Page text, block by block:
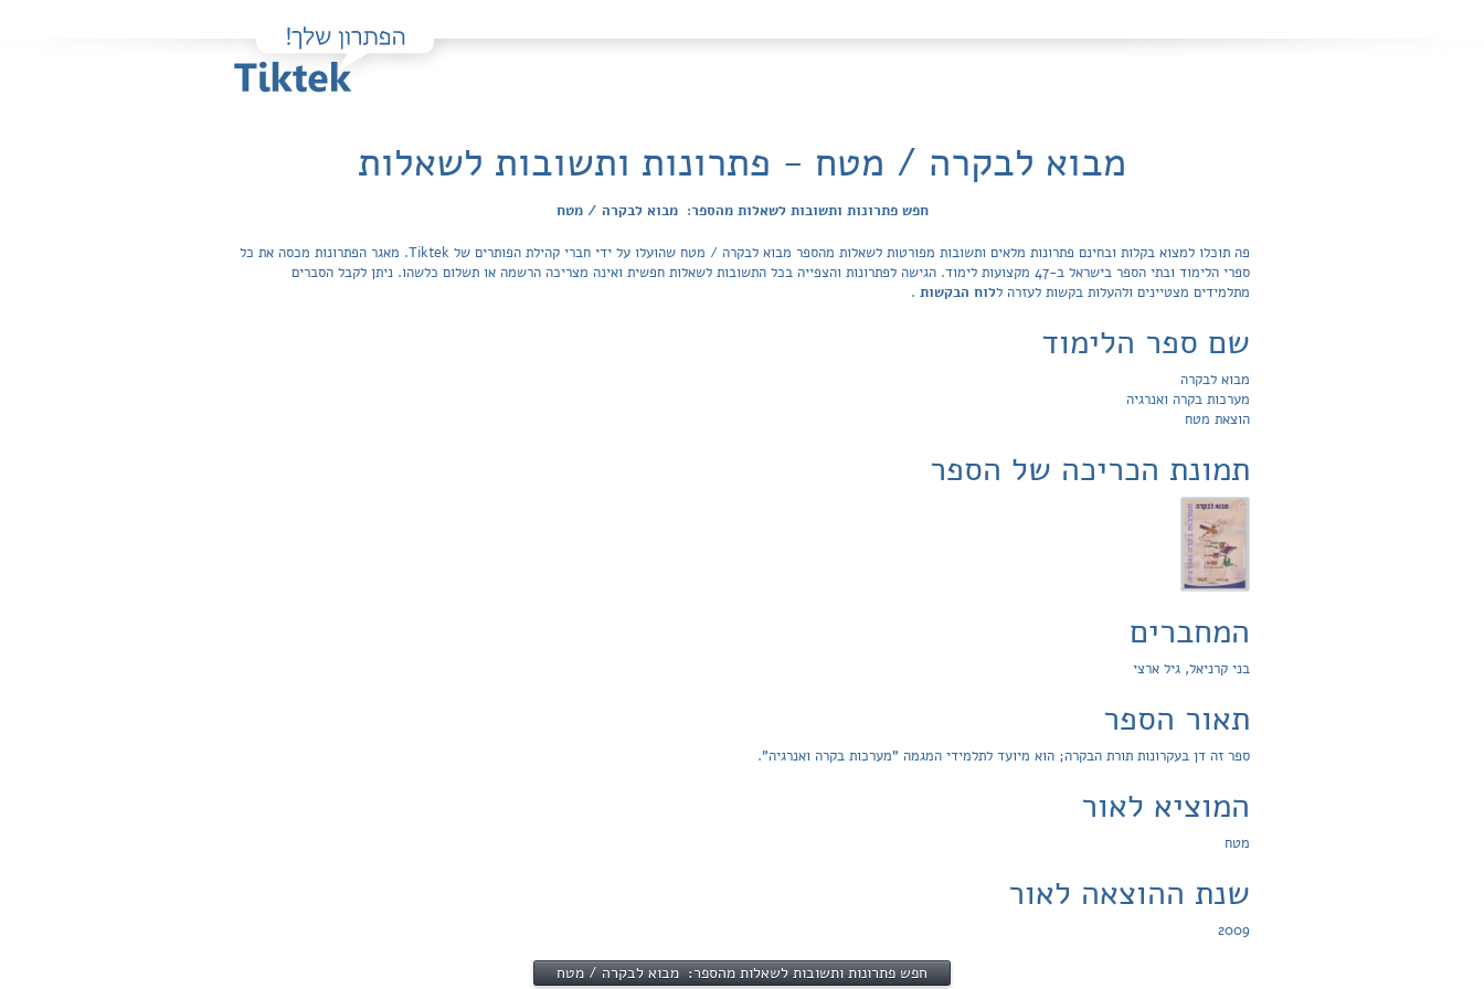
מבוא לבקרה / מטח - פתרונות ותשובות לשאלות
חפש פתרונות ותשובות לשאלות מהספר: מבוא לבקרה / מטח
פה תוכלו למצוא בקלות ובחינם פתרונות מלאים ותשובות מפורטות לשאלות מהספר מבוא לבקרה / מטח שהועלו על ידי חברי קהילת הפותרים של Tiktek. מאגר הפתרונות מכסה את כל
ספרי הלימוד ובתי הספר בישראל ב-47 מקצועות לימוד. הגישה לפתרונות והצפייה בכל התשובות לשאלות חפשית ואינה מצריכה הרשמה או תשלום כלשהו. ניתן לקבל הסברים
מתלמידים מצטיינים ולהעלות בקשות לעזרה ללוח הבקשות .
שם ספר הלימוד
מבוא לבקרה
מערכות בקרה ואנרגיה
הוצאת מטח
תמונת הכריכה של הספר
המחברים
בני קרניאל, גיל ארצי
תאור הספר
ספר זה דן בעקרונות תורת הבקרה; הוא מיועד לתלמידי המגמה "מערכות בקרה ואנרגיה".
המוציא לאור
מטח
שנת ההוצאה לאור
2009
חפש פתרונות ותשובות לשאלות מהספר: מבוא לבקרה / מטח